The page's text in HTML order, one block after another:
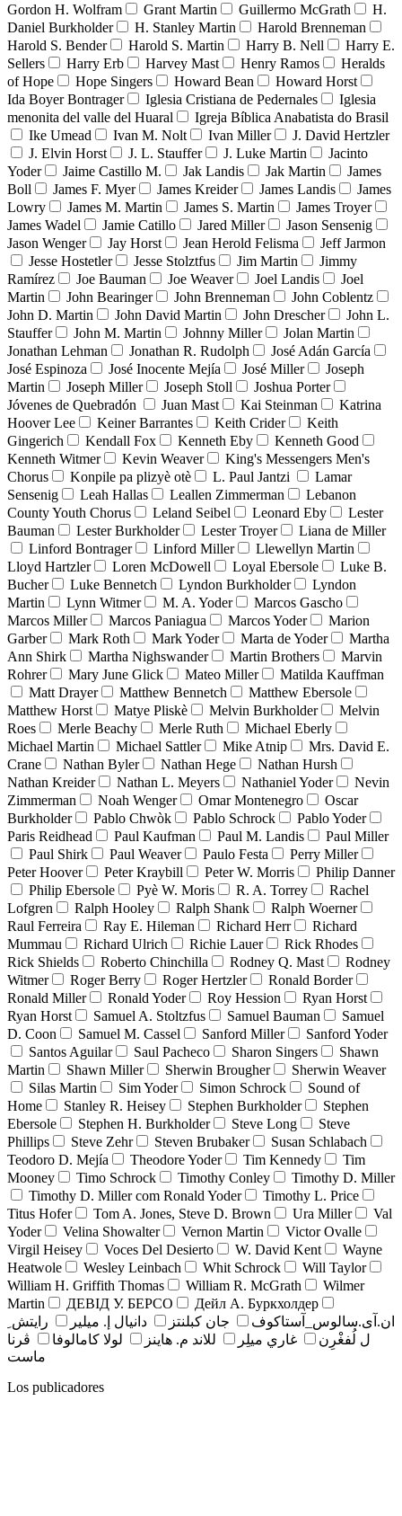
Gordon H. Wolfram Grant Martin Guillermo McGrath
H.
Daniel Burkholder
H. Stanley Martin
Harold Brenneman
Harold S. Bender
Harold S. Martin Harry B. Nell
Harry E.
Sellers
Harry Erb Harvey Mast Henry Ramos
Heralds
of Hope
Hope Singers Howard Bean
Howard Horst
Ida Boyer Bontrager
Iglesia Cristiana de Pedernales
Iglesia
menonita del valle del Huaral
Igreja Bíblica Anabatista do Brasil
Ike Umead
Ivan M. Nolt Ivan Miller
J. David Hertzler
J. Elvin Horst
J. L. Stauffer J. Luke Martin
Jacinto
Yoder
Jaime Castillo M. Jak Landis Jak Martin
James
Boll
James F. Myer James Kreider James Landis
James
Lowry
James M. Martin James S. Martin
James Troyer
James Wadel
Jamie Catillo Jared Miller
Jason Sensenig
Jason Wenger
Jay Horst Jean Herold Felisma
Jeff Jarmon
Jesse Hostetler
Jesse Stolztfus Jim Martin
Jimmy
Ramírez
Joe Bauman Joe Weaver Joel Landis
Joel
Martin
John Bearinger John Brenneman
John Coblentz
John D. Martin
John David Martin John Drescher
John L.
Stauffer
John M. Martin Johnny Miller
Jolan Martin
Jonathan Lehman
Jonathan R. Rudolph
José Adán García
José Espinoza
José Inocente Mejía José Miller
Joseph
Martin
Joseph Miller Joseph Stoll
Joshua Porter
Jóvenes de Quebradón
Juan Mast Kai Steinman
Katrina
Hoover Lee
Keiner Barrantes Keith Crider
Keith
Gingerich
Kendall Fox Kenneth Eby
Kenneth Good
Kenneth Witmer
Kevin Weaver
King's Messengers Men's
Chorus
Konpile pa plizyè otè L. Paul Jantzi
Lamar
Sensenig
Leah Hallas Leallen Zimmerman
Lebanon
County Youth Chorus
Leland Seibel Leonard Eby
Lester
Bauman
Lester Burkholder Lester Troyer
Liana de Miller
Linford Bontrager
Linford Miller
Llewellyn Martin
Lloyd Hartzler
Loren McDowell Loyal Ebersole
Luke B.
Bucher
Luke Bennetch Lyndon Burkholder
Lyndon
Martin
Lynn Witmer M. A. Yoder
Marcos Gascho
Marcos Miller
Marcos Paniagua Marcos Yoder
Marion
Garber
Mark Roth Mark Yoder Marta de Yoder
Martha
Ann Shirk
Martha Nighswander Martin Brothers
Marvin
Rohrer
Mary June Glick Mateo Miller
Matilda Kauffman
Matt Drayer
Matthew Bennetch
Matthew Ebersole
Matthew Horst
Matye Pliskè Melvin Burkholder
Melvin
Roes
Merle Beachy Merle Ruth
Michael Eberly
Michael Martin
Michael Sattler Mike Atnip
Mrs. David E.
Crane
Nathan Byler Nathan Hege
Nathan Hursh
Nathan Kreider
Nathan L. Meyers Nathaniel Yoder
Nevin
Zimmerman
Noah Wenger Omar Montenegro
Oscar
Burkholder
Pablo Chwòk Pablo Schrock
Pablo Yoder
Paris Reidhead
Paul Kaufman Paul M. Landis
Paul Miller
Paul Shirk
Paul Weaver Paulo Festa
Perry Miller
Peter Hoover
Peter Kraybill Peter W. Morris
Philip Danner
Philip Ebersole
Pyè W. Moris R. A. Torrey
Rachel
Lofgren
Ralph Hooley Ralph Shank
Ralph Woerner
Raul Ferreira
Ray E. Hileman Richard Herr
Richard
Mummau
Richard Ulrich Richie Lauer
Rick Rhodes
Rick Shields
Roberto Chinchilla Rodney Q. Mast
Rodney
Witmer
Roger Berry Roger Hertzler
Ronald Border
Ronald Miller
Ronald Yoder Roy Hession
Ryan Horst
Ryan Horst
Samuel A. Stoltzfus Samuel Bauman
Samuel
D. Coon
Samuel M. Cassel Sanford Miller
Sanford Yoder
Santos Aguilar
Saul Pacheco Sharon Singers
Shawn
Martin
Shawn Miller Sherwin Brougher
Sherwin Weaver
Silas Martin
Sim Yoder Simon Schrock
Sound of
Home
Stanley R. Heisey Stephen Burkholder
Stephen
Ebersole
Stephen H. Burkholder Steve Long
Steve
Phillips
Steve Zehr Steven Brubaker
Susan Schlabach
Teodoro D. Mejía
Theodore Yoder Tim Kennedy
Tim
Mooney
Timo Schrock Timothy Conley
Timothy D. Miller
Timothy D. Miller com Ronald Yoder
Timothy L. Price
Titus Hofer
Tom A. Jones, Steve D. Brown Ura Miller
Val
Yoder
Velina Showalter Vernon Martin
Victor Ovalle
Virgil Heisey
Voces Del Desierto W. David Kent
Wayne
Heatwole
Wesley Leinbach Whit Schrock
Will Taylor
William H. Griffith Thomas
William R. McGrath
Wilmer
Martin
ДЕВІД У. БЕРСО
Дейл А. Буркхолдер
ان.آی.سالوس_آستاکوف
جان کبلنتز دانيال إ. ميلير
رايتش ِ
ل لُفغْرِن
غاري ميلِر للاند م. هاينز لولا كامالوفا
ڤرنا
ماست
Los publicadores